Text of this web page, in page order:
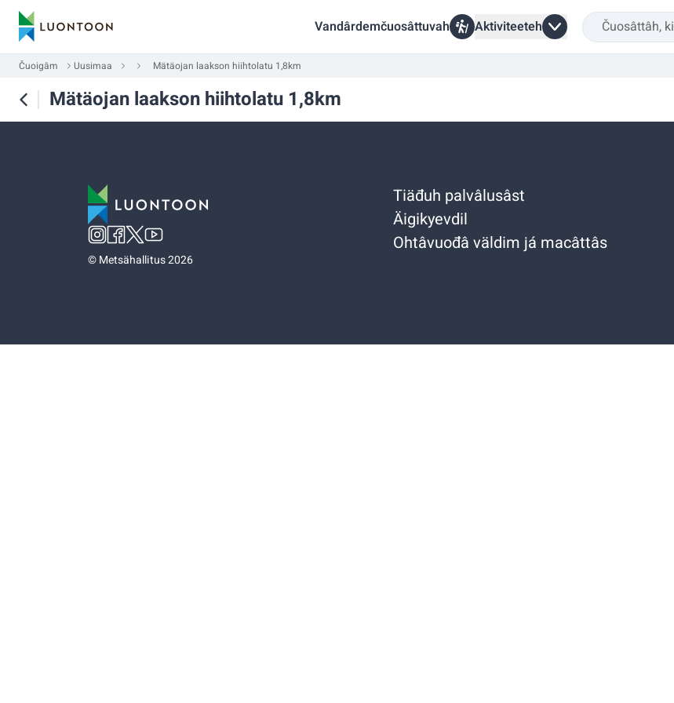
Vandârdemčuosâttuvah Aktiviteeteh
Čuoigâm Uusimaa Mätäojan laakson hiihtolatu 1,8km
Mätäojan laakson hiihtolatu 1,8km
©Metsähallitus 2026
Tiäđuh palvâlusâst
Äigikyevdil
Ohtâvuođâ väldim já macâttâs